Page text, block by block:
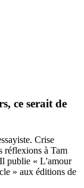
ce serait de
Crise
réflexions à Tam
publie « L'amour
» aux éditions de